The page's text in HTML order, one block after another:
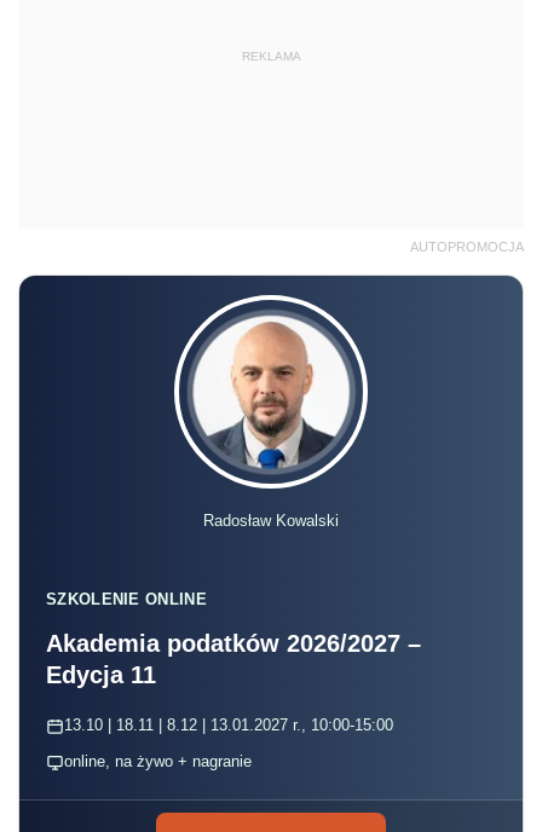
REKLAMA
AUTOPROMOCJA
Radosław Kowalski
SZKOLENIE ONLINE
Akademia podatków 2026/2027 –
Edycja 11
13.10 | 18.11 | 8.12 | 13.01.2027 r., 10:00-15:00
online, na żywo + nagranie